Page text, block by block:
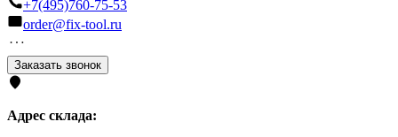
+7(495)760-75-53
order@fix-tool.ru
Заказать звонок
Адрес склада: